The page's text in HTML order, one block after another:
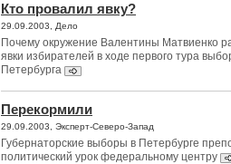
Кто провалил явку?
29.09.2003, Дело
Почему окружение Валентины Матвиенко
явки избирателей в ходе первого тура
Петербурга
Перекормили
29.09.2003, Эксперт-Северо-Запад
Губернаторские выборы в Петербурге
политический урок федеральному центру